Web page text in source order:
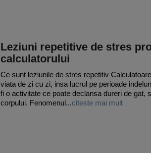
Leziuni repetitive de stres
calculatorului
Ce sunt leziunile de stres repetitiv
viata de zi cu zi, insa lucrul pe perioade
fi o activitate ce poate declansa dureri de gat,
corpului. Fenomenul...citeste mai mult